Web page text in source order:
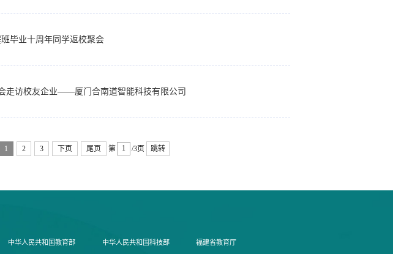
毕业十周年同学返校聚会
走访校友企业——厦门合南道智能科技有限公司
1 2 3 下页 尾页 第 /3页 跳转
中华人民共和国教育部 中华人民共和国科技部 福建省教育厅